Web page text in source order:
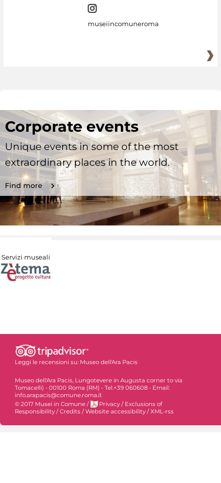
museiincomuneroma
Corporate events
Unique events in some of the most
extraordinary places in the world.
Find more
Servizi museali
Leggi le recensioni su: Museo dell'Ara Pacis
Museo dell'Ara Pacis, Lungotevere in Augusta corner to via
Tomacelli) - 00100 Roma (RM) - Tel.+39 060608 - Email:
info.arapacis@comune.roma.it
© 2017 Musei in Comune / Privacy / Exclusions of
Responsibility / Credits / Website accessibility / XML-rss